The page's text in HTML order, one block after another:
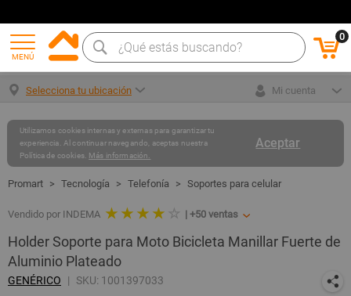
MENÚ
0
Selecciona tu ubicación Mi cuenta
Aceptar
Utilizamos cookies internas y externas para garantizar tu
experiencia. Al continuar navegando, aceptas nuestra
Política de cookies. Más información.
Tecnología Telefonía Soportes para celular
Vendido por INDEMA ★ ★ ★ ★ ☆ | +50 ventas
Holder Soporte para Moto Bicicleta Manillar Fuerte de
Aluminio Plateado
GENÉRICO SKU: 1001397033